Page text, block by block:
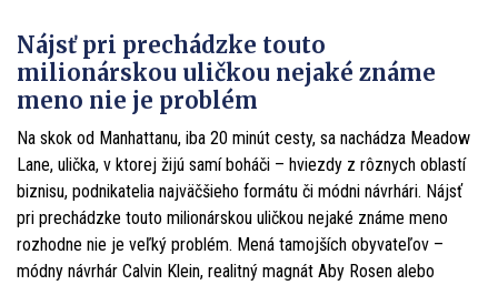
Nájsť pri prechádzke touto
milionárskou uličkou nejaké známe
meno nie je problém
Na skok od Manhattanu, iba 20 minút cesty, sa nachádza Meadow
Lane, ulička, v ktorej žijú samí boháči – hviezdy z rôznych oblastí
biznisu, podnikatelia najväčšieho formátu či módni návrhári. Nájsť
pri prechádzke touto milionárskou uličkou nejaké známe meno
rozhodne nie je veľký problém. Mená tamojších obyvateľov –
módny návrhár Calvin Klein, realitný magnát Aby Rosen alebo